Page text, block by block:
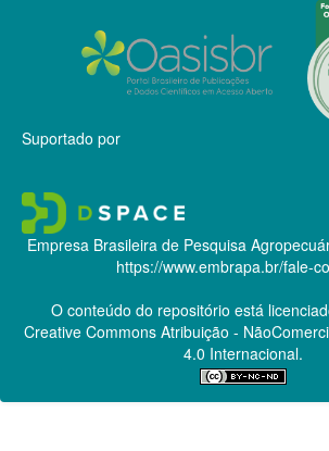
Suportado por
Empresa Brasileira de Pesquisa
https://www.embrapa.br/fale-
O conteúdo do repositório está
Creative CommonsAtribuição -
4.0 Internacional.